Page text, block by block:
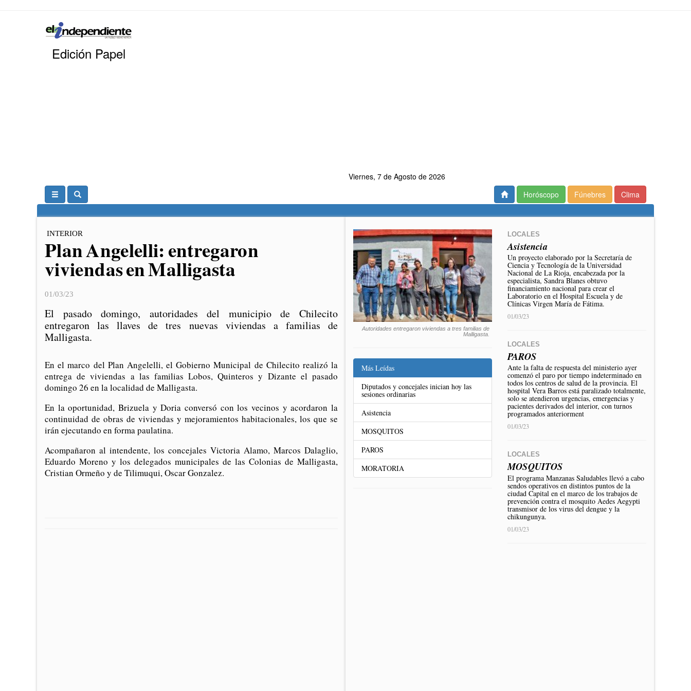
Edición Papel
Viernes, 7 de Agosto de 2026
Horóscopo
Fúnebres Clima
INTERIOR
Plan Angelelli: entregaron
viviendas en Malligasta
01/03/23
El pasado domingo, autoridades del municipio de Chilecito
entregaron las llaves de tres nuevas viviendas a familias de
Malligasta.
En el marco del Plan Angelelli, el Gobierno Municipal de Chilecito realizó la
entrega de viviendas a las familias Lobos, Quinteros y Dizante el pasado
domingo 26 en la localidad de Malligasta.
En la oportunidad, Brizuela y Doria conversó con los vecinos y acordaron la
continuidad de obras de viviendas y mejoramientos habitacionales, los que se
irán ejecutando en forma paulatina.
Acompañaron al intendente, los concejales Victoria Alamo, Marcos Dalaglio,
Eduardo Moreno y los delegados municipales de las Colonias de Malligasta,
Cristian Ormeño y de Tilimuqui, Oscar Gonzalez.
Autoridades entregaron viviendas a tres familias de
Malligasta.
Más Leídas
Diputados y concejales inician hoy las
sesiones ordinarias
Asistencia
MOSQUITOS
PAROS
MORATORIA
LOCALES
Asistencia
Un proyecto elaborado por la Secretaría de
Ciencia y Tecnología de la Universidad
Nacional de La Rioja, encabezada por la
especialista, Sandra Blanes obtuvo
financiamiento nacional para crear el
Laboratorio en el Hospital Escuela y de
Clínicas Virgen María de Fátima.
01/03/23
LOCALES
PAROS
Ante la falta de respuesta del ministerio ayer
comenzó el paro por tiempo indeterminado en
todos los centros de salud de la provincia. El
hospital Vera Barros está paralizado totalmente,
solo se atendieron urgencias, emergencias y
pacientes derivados del interior, con turnos
programados anteriorment
01/03/23
LOCALES
MOSQUITOS
El programa Manzanas Saludables llevó a cabo
sendos operativos en distintos puntos de la
ciudad Capital en el marco de los trabajos de
prevención contra el mosquito Aedes Aegypti
transmisor de los virus del dengue y la
chikungunya.
01/03/23